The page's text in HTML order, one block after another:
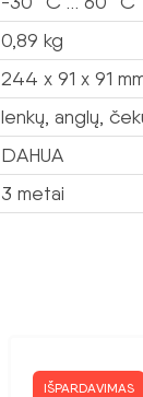
0,89 kg
244 x 91 x 91
lenkų, anglų,
DAHUA
3 metai
IŠPARDAVIMAS